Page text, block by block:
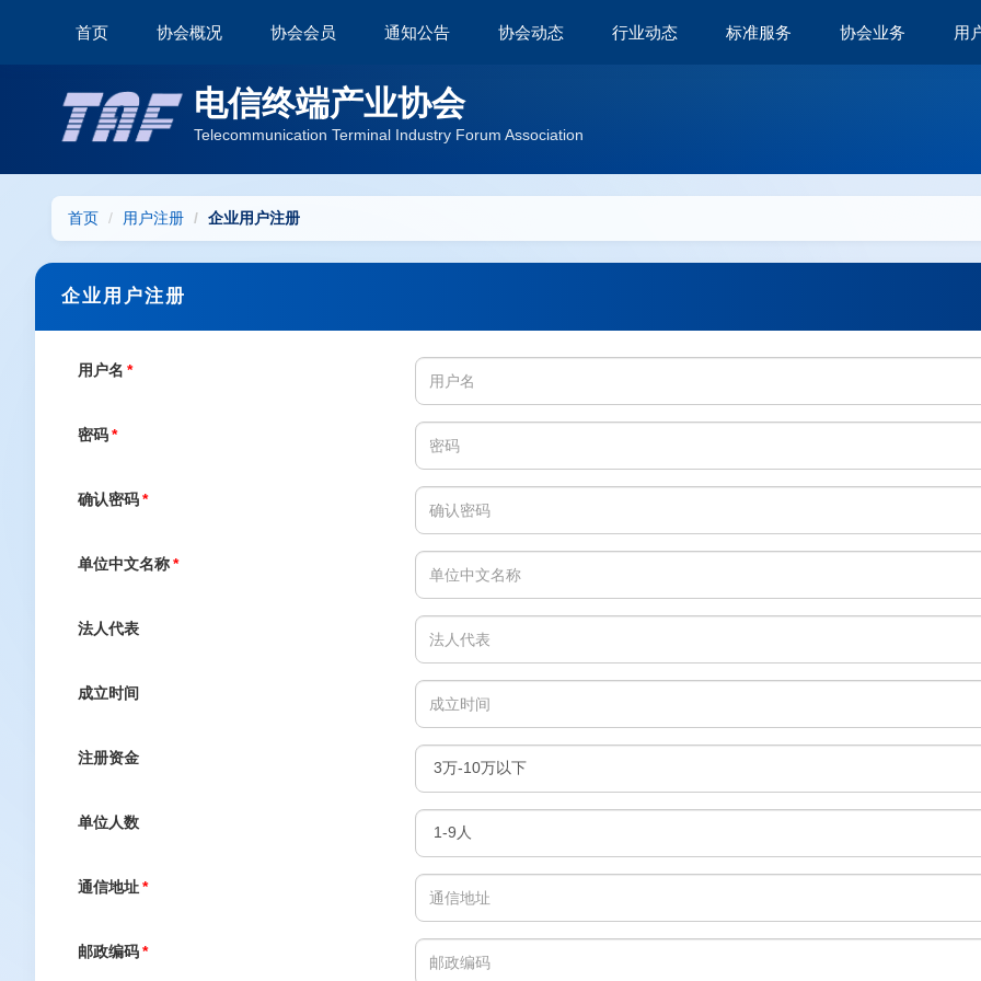
首页 协会概况 协会会员 通知公告 协会动态 行业动态 标准服务 协会业务 用
电信终端产业协会
Telecommunication Terminal Industry Forum Association
首页 用户注册 企业用户注册
企业用户注册
用户名 *
密码*
确认密码*
单位中文名称*
法人代表
成立时间
注册资金
单位人数
通信地址*
邮政编码*